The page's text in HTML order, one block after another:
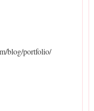
blog/portfolio/